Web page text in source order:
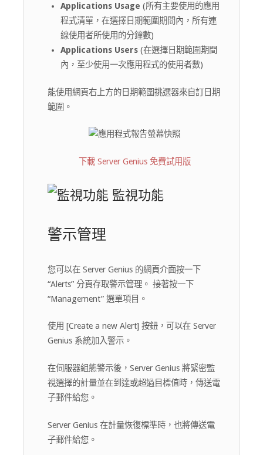
Applications Usage (所有主要使用的應用
程式清單，在選擇日期範圍期間內，所有連
線使用者所使用的分鐘數)
Applications Users(在選擇日期範圍期間
內，至少使用一次應用程式的使用者數)
能使用網頁右上方的日期範圍挑選器來自訂日期
範圍。
下載 Server Genius 免費試用版
監視功能
警示管理
您可以在 Server Genius 的網頁介面按一下
“Alerts” 分頁存取警示管理。 接著按一下
“Management” 選單項目。
使用 [Create a new Alert] 按鈕，可以在 Server
Genius 系統加入警示。
在伺服器組態警示後，Server Genius 將緊密監
視選擇的計量並在到達或超過目標值時，傳送電
子郵件給您。
Server Genius 在計量恢復標準時，也將傳送電
子郵件給您。